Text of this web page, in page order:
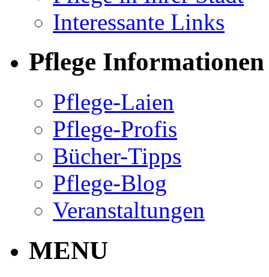
Interessante Links
Pflege Informationen
Pflege-Laien
Pflege-Profis
Bücher-Tipps
Pflege-Blog
Veranstaltungen
MENU